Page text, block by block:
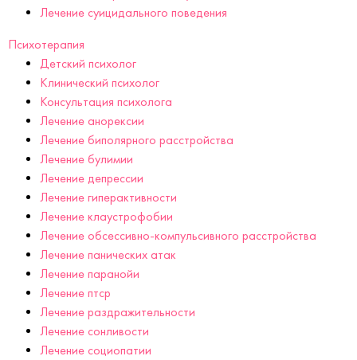
Лечение суицидального поведения
Психотерапия
Детский психолог
Клинический психолог
Консультация психолога
Лечение анорексии
Лечение биполярного расстройства
Лечение булимии
Лечение депрессии
Лечение гиперактивности
Лечение клаустрофобии
Лечение обсессивно-компульсивного расстройства
Лечение панических атак
Лечение паранойи
Лечение птср
Лечение раздражительности
Лечение сонливости
Лечение социопатии